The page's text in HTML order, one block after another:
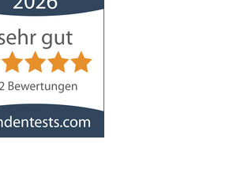
Zahnarztpraxis
4,95von5
aus 22
Bewertungen